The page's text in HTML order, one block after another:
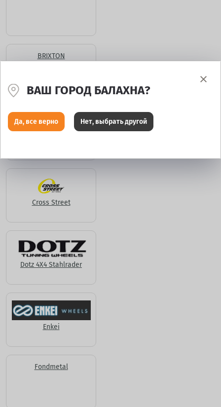
BRIXTON
Cross Street
Dotz 4X4 Stahlrader
Enkei
Fondmetal
ВАШ ГОРОД БАЛАХНА?
Да, все верно Нет, выбрать другой